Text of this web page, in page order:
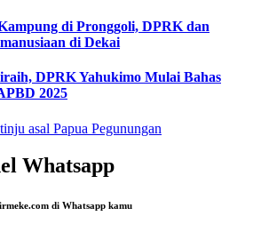
di Pronggoli, DPRK dan
di Dekai
DPRK Yahukimo Mulai Bahas
2025
asal Papua Pegunungan
Whatsapp
di Whatsapp kamu